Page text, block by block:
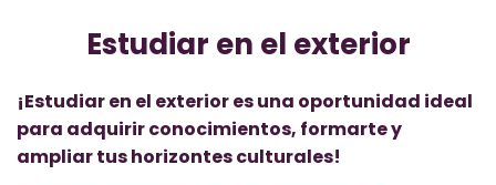
Estudiar en el exterior
¡Estudiar en el exterior es una oportunidad ideal
para adquirir conocimientos, formarte y
ampliar tus horizontes culturales!